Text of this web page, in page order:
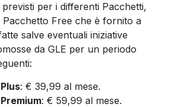
per i differenti Pacchetti,
Pacchetto Free che è fornito a
salve eventuali iniziative
da GLE per un periodo
: € 39,99 al mese.
: € 59,99 al mese.